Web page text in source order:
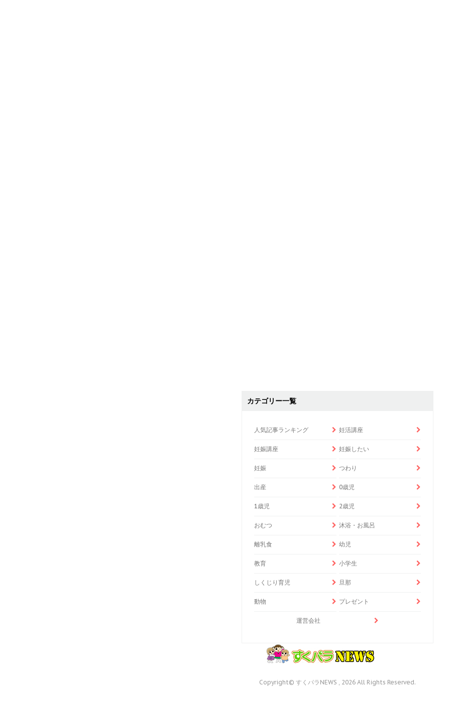
カテゴリー一覧
人気記事ランキング 妊活講座
妊娠講座 妊娠したい
妊娠 つわり
出産 0歳児
1歳児 2歳児
おむつ 沐浴・お風呂
離乳食 幼児
教育 小学生
しくじり育児 旦那
動物 プレゼント
運営会社
Copyright© すくパラNEWS , 2026 All Rights Reserved.